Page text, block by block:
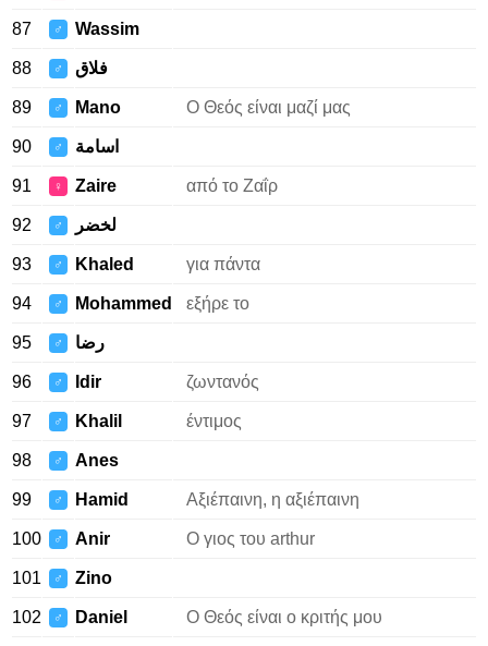
87 ♂ Wassim
88 ♂ فلاق
89 ♂ Mano Ο Θεός είναι μαζί μας
90 ♂ اسامة
91 ♀ Zaire από το Ζαΐρ
92 ♂ لخضر
93 ♂ Khaled για πάντα
94 ♂ Mohammed εξήρε το
95 ♂ رضا
96 ♂ Idir ζωντανός
97 ♂ Khalil έντιμος
98 ♂ Anes
99 ♂ Hamid Αξιέπαινη, η αξιέπαινη
100 ♂ Anir Ο γιος του arthur
101 ♂ Zino
102 ♂ Daniel Ο Θεός είναι ο κριτής μου